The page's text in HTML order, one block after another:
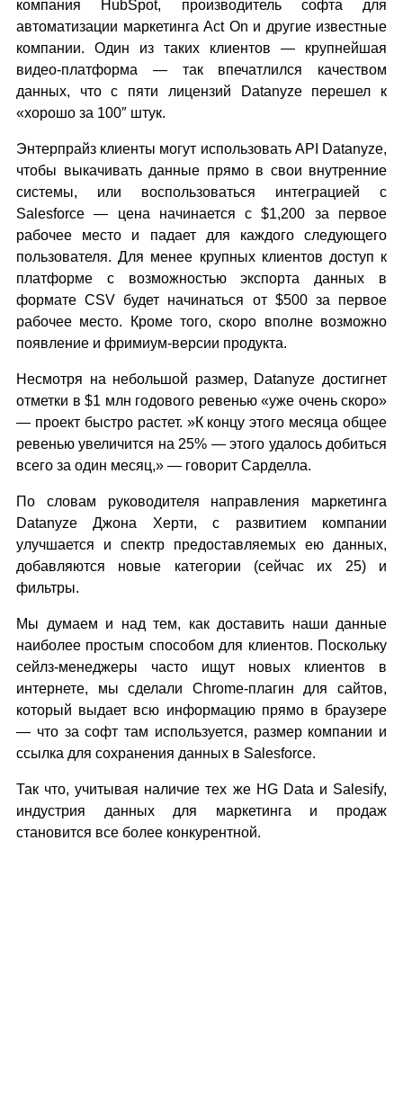
компания HubSpot, производитель софта для
автоматизации маркетинга Act On и другие известные
компании. Один из таких клиентов — крупнейшая
видео-платформа — так впечатлился качеством
данных, что с пяти лицензий Datanyze перешел к
«хорошо за 100″ штук.
Энтерпрайз клиенты могут использовать API Datanyze,
чтобы выкачивать данные прямо в свои внутренние
системы, или воспользоваться интеграцией с
Salesforce — цена начинается с $1,200 за первое
рабочее место и падает для каждого следующего
пользователя. Для менее крупных клиентов доступ к
платформе с возможностью экспорта данных в
формате CSV будет начинаться от $500 за первое
рабочее место. Кроме того, скоро вполне возможно
появление и фримиум-версии продукта.
Несмотря на небольшой размер, Datanyze достигнет
отметки в $1 млн годового ревенью «уже очень скоро»
— проект быстро растет. »К концу этого месяца общее
ревенью увеличится на 25% — этого удалось добиться
всего за один месяц,» — говорит Сарделла.
По словам руководителя направления маркетинга
Datanyze Джона Херти, с развитием компании
улучшается и спектр предоставляемых ею данных,
добавляются новые категории (сейчас их 25) и
фильтры.
Мы думаем и над тем, как доставить наши данные
наиболее простым способом для клиентов. Поскольку
сейлз-менеджеры часто ищут новых клиентов в
интернете, мы сделали Chrome-плагин для сайтов,
который выдает всю информацию прямо в браузере
— что за софт там используется, размер компании и
ссылка для сохранения данных в Salesforce.
Так что, учитывая наличие тех же HG Data и Salesify,
индустрия данных для маркетинга и продаж
становится все более конкурентной.